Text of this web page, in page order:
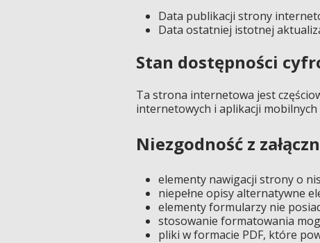
Data publikacji strony
Data ostatniej istotnej
Stan dostępności
Ta strona internetowa jest
internetowych i aplikacji
Niezgodność z
elementy nawigacji strony o
niepełne opisy alternatywne
elementy formularzy nie
stosowanie formatowania
pliki w formacie PDF, które